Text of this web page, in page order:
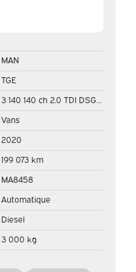
MAN
TGE
3 140 140 ch 2.0 TDI DSG
Aut. L3H3 EXPORT 270 g.
Portières/ Siège
chauffant/ Navigation/
Carplay/ Caméra/
Régulateur de vitesse/
Attelage/ Climatisation
Vans
2020
199 073 km
MA8458
Automatique
Diesel
3 000 kg